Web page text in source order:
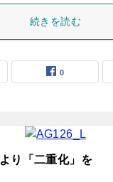
続きを読む
0
り「二重化」を